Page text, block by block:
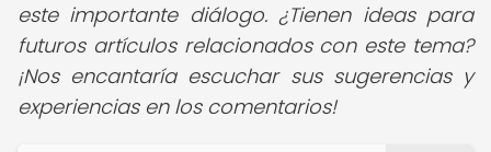
este importante diálogo. ¿Tienen ideas para
futuros artículos relacionados con este tema?
¡Nos encantaría escuchar sus sugerencias y
experiencias en los comentarios!